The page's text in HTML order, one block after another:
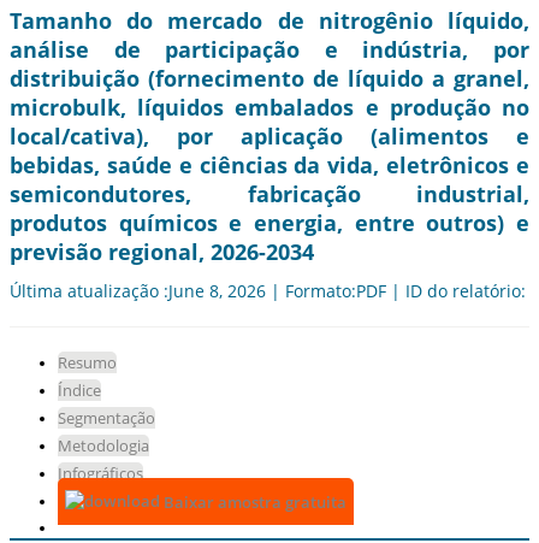
Tamanho do mercado de nitrogênio líquido,
análise de participação e indústria, por
distribuição (fornecimento de líquido a granel,
microbulk, líquidos embalados e produção no
local/cativa), por aplicação (alimentos e
bebidas, saúde e ciências da vida, eletrônicos e
semicondutores, fabricação industrial,
produtos químicos e energia, entre outros) e
previsão regional, 2026-2034
Última atualização :June 8, 2026 | Formato:PDF | ID do relatório:
Resumo
Índice
Segmentação
Metodologia
Infográficos
Baixar amostra gratuita